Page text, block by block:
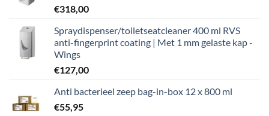
€318,00
Spraydispenser/toiletseatcleaner 400 ml RVS
anti-fingerprint coating | Met 1 mm gelaste kap -
Wings
€127,00
Anti bacterieel zeep bag-in-box 12 x 800 ml
€55,95